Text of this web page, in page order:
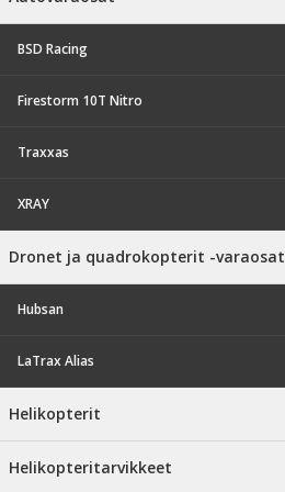
BSD Racing
Firestorm 10T Nitro
Traxxas
XRAY
Dronet ja quadrokopterit -varaosat
Hubsan
LaTrax Alias
Helikopterit
Helikopteritarvikkeet